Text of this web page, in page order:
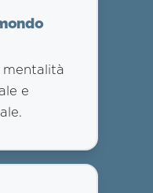
mentalità
e